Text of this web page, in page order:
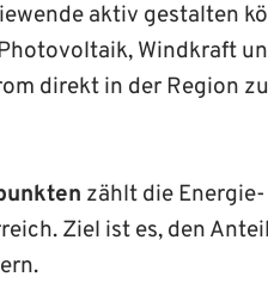
aktiv gestalten
Windkraft
direkt in der Region zu
zählt die Energie­
Ziel ist es, den